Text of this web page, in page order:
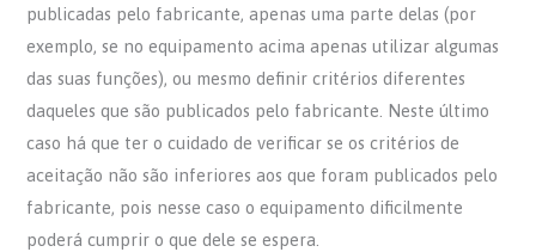
publicadas pelo fabricante, apenas uma parte delas (por
exemplo, se no equipamento acima apenas utilizar algumas
das suas funções), ou mesmo definir critérios diferentes
daqueles que são publicados pelo fabricante. Neste último
caso há que ter o cuidado de verificar se os critérios de
aceitação não são inferiores aos que foram publicados pelo
fabricante, pois nesse caso o equipamento dificilmente
poderá cumprir o que dele se espera.